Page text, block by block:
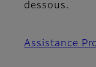
dessous.
Assistance